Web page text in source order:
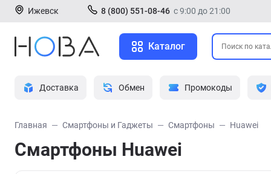
Ижевск 8 (800) 551-08-46 с 9:00 до 21:00
Каталог
Доставка Обмен Промокоды
Главная Смартфоны и Гаджеты Смартфоны Huawei
Смартфоны Huawei